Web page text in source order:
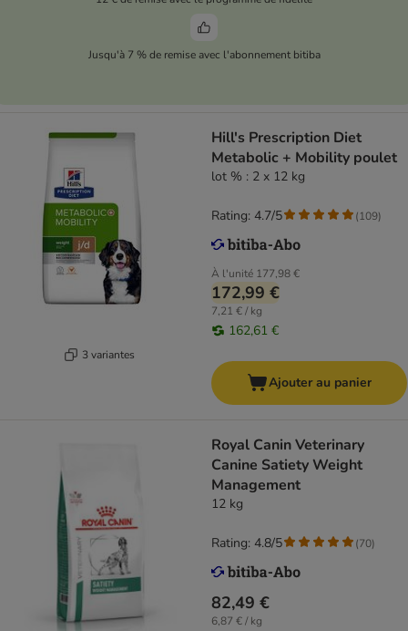
Jusqu'à 7 % de remise avec l'abonnement bitiba
3 variantes
Hill's Prescription Diet
Metabolic + Mobility poulet
lot % : 2 x 12 kg
À l'unité 177,98 €
172,99 €
7,21 € / kg
162,61 €
Rating: 4.7/5 (109)
Ajouter au panier
Royal Canin Veterinary
Canine Satiety Weight
Management
12 kg
82,49 €
6,87 € / kg
Rating: 4.8/5 (70)